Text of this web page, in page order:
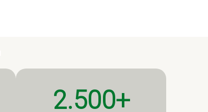
2.500+